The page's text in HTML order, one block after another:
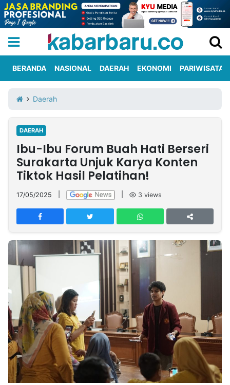
Iklan
Berita
Kami
Nasional
International
Olahraga
Entertainment
Daerah
Pariwisata
Kuliner
Kolom
Network
PT
TREETAN
INDONESIA
Partner
Insight
NTB
Suara
Time
Lens
IDN
Daily
Jogja
Jalan
Rakyat
Idealita
News
Kita
Notice
Dinamikapost.com
Radar
Baru
Seedbacklink
Follow
Kabarbaru
BERANDA NASIONAL DAERAH EKONOMI PARIWISATA
Daerah
DAERAH
Ibu-Ibu Forum Buah Hati Berseri
Surakarta Unjuk Karya Konten
Tiktok Hasil Pelatihan!
17/05/2025 3 views